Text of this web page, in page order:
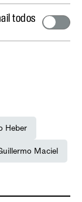
todos
Heber
Maciel